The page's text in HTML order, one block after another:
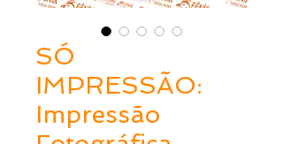
SÓ
IMPRESSÃO:
Impressão